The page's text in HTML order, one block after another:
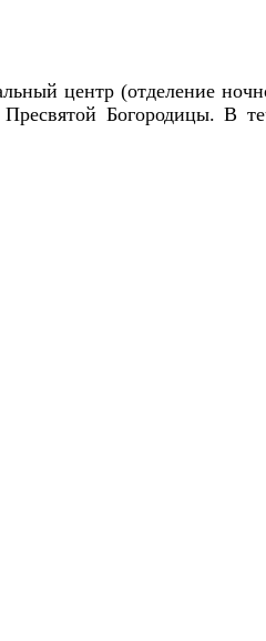
центр (отделение
Богородицы. В